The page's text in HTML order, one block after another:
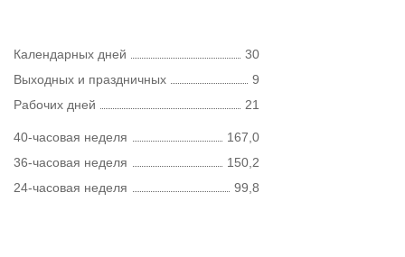
Календарных дней
30
Выходных и праздничных
9
Рабочих дней
21
40-часовая неделя
167,0
36-часовая неделя
150,2
24-часовая неделя
99,8